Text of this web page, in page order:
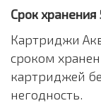
Срок хранения
Картриджи
сроком
картриджей
негодность.